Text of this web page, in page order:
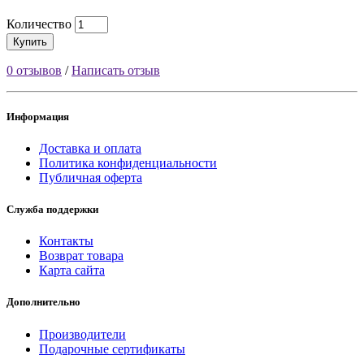
Количество
Купить
0 отзывов /Написать отзыв
Информация
Доставка и оплата
Политика конфиденциальности
Публичная оферта
Служба поддержки
Контакты
Возврат товара
Карта сайта
Дополнительно
Производители
Подарочные сертификаты